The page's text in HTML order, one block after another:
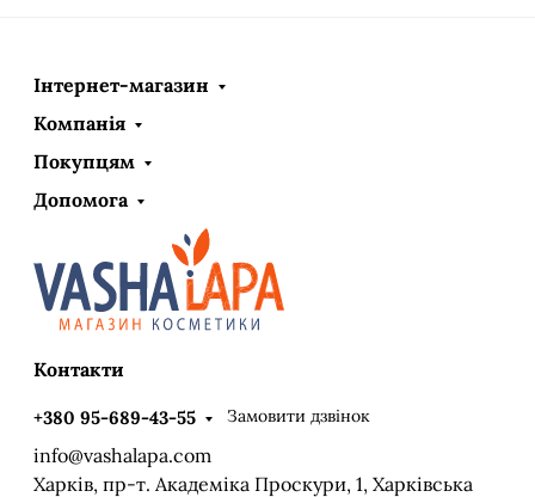
Інтернет-магазин
Компанія
Покупцям
Допомога
Контакти
+380 95-689-43-55 Замовити дзвінок
info@vashalapa.com
Харків, пр-т. Академіка Проскури, 1, Харківська